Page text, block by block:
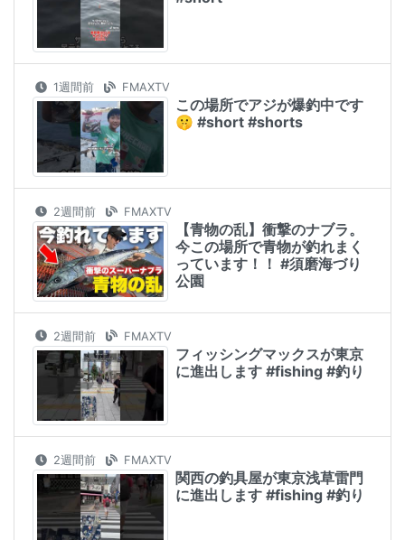
1週間前 FMAXTV
この場所でアジが爆釣中です
🤫 #short #shorts
2週間前 FMAXTV
【青物の乱】衝撃のナブラ。
今この場所で青物が釣れまく
っています！！ #須磨海づり
公園
2週間前 FMAXTV
フィッシングマックスが東京
に進出します #fishing #釣り
2週間前 FMAXTV
関西の釣具屋が東京浅草雷門
に進出します #fishing #釣り